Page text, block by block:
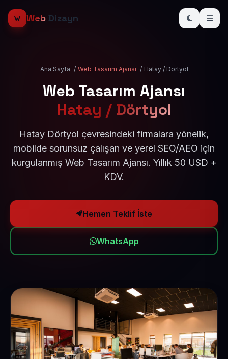
Web Dizayn
Ana Sayfa / Web Tasarım Ajansı / Hatay / Dörtyol
Web Tasarım Ajansı
Hatay / Dörtyol
Hatay Dörtyol çevresindeki firmalara yönelik,
mobilde sorunsuz çalışan ve yerel SEO/AEO için
kurgulanmış Web Tasarım Ajansı. Yıllık 50 USD +
KDV.
Hemen Teklif İste
WhatsApp